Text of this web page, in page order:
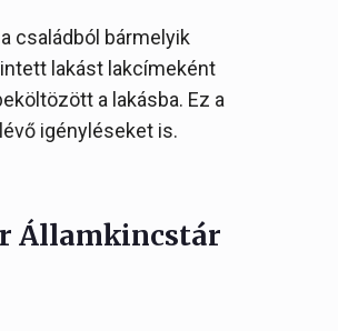
családból bármelyik
lakást lakcímeként
a lakásba. Ez a
igényléseket is.
Államkincstár